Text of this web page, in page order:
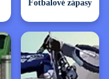
Fotbalové zápasy